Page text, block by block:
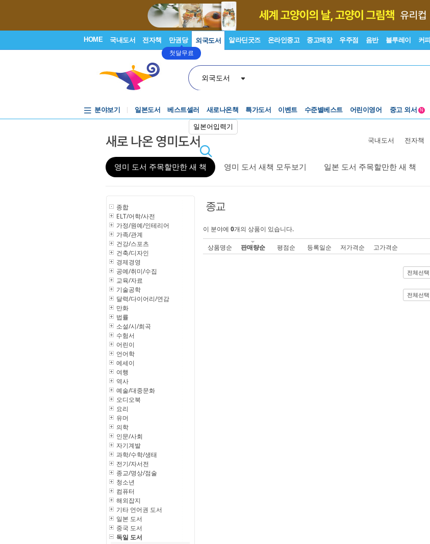
HOME 국내도서 전자책 만권당
첫달무료
외국도서 알라딘굿즈 온라인중고 중고매장 우주점 음반 블루레이 커피
외국도서
일본어입력기
분야보기 일본도서 베스트셀러 새로나온책 특가도서 이벤트
수준별베스트
어린이영어
중고 외서
N
새로 나온 영미도서 국내도서 전자책
영미 도서 주목할만한 새 책 영미 도서 새책 모두보기 일본 도서 주목할만한 새 책
종합
ELT/어학/사전
가정/원예/인테리어
가족/관계
건강/스포츠
건축/디자인
경제경영
공예/취미/수집
교육/자료
기술공학
달력/다이어리/연감
만화
법률
소설/시/희곡
수험서
어린이
언어학
에세이
여행
역사
예술/대중문화
오디오북
요리
유머
의학
인문/사회
자기계발
과학/수학/생태
전기/자서전
종교/명상/점술
청소년
컴퓨터
해외잡지
기타 언어권 도서
일본 도서
중국 도서
독일 도서
종교
이 분야에 0개의 상품이 있습니다.
상품명순 판매량순 평점순 등록일순 저가격순 고가격순
전체선택
전체선택